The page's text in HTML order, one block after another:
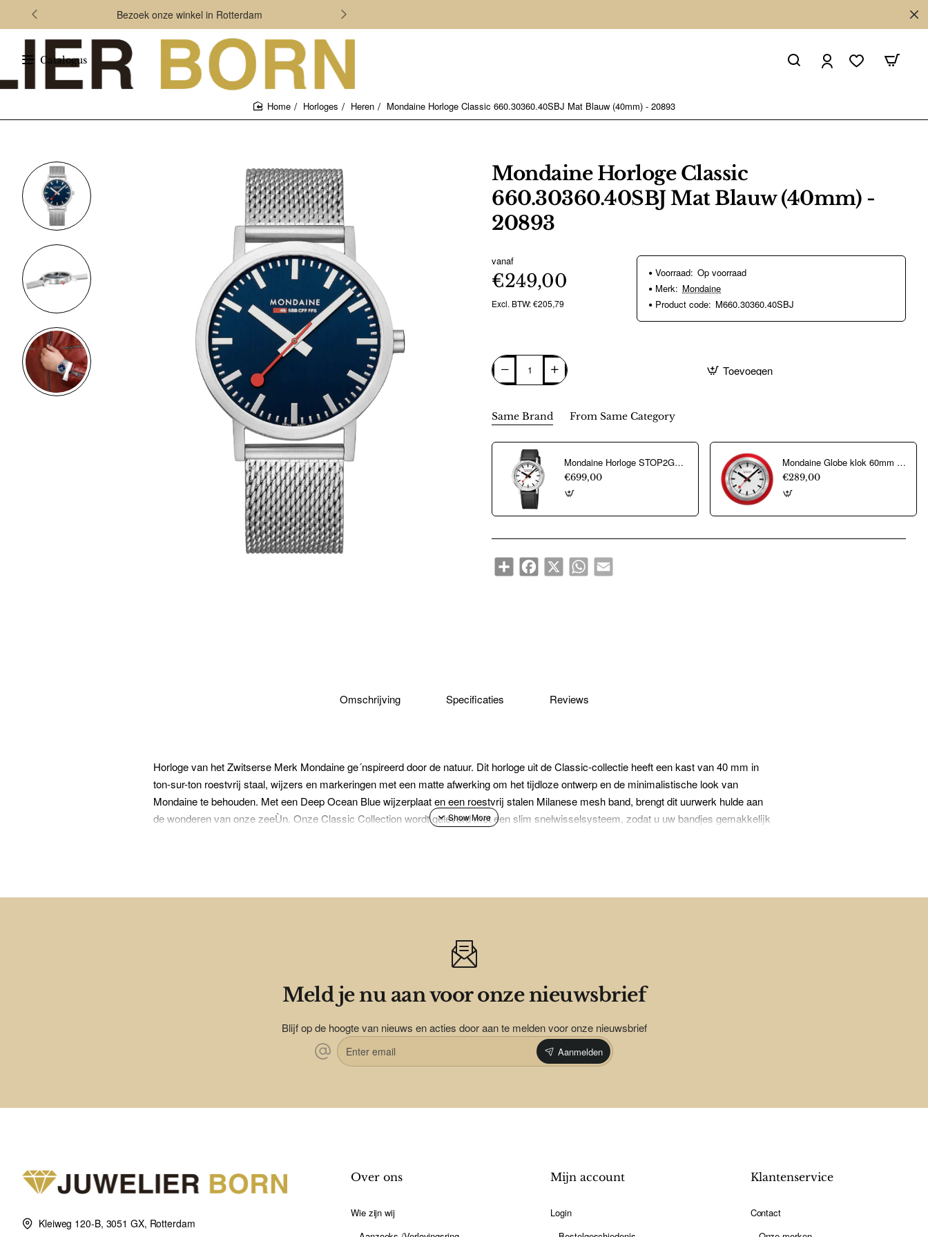
Bezoek onze winkel in Rotterdam
Catalogus
Horloges Heren Mondaine Horloge Classic 660.30360.40SBJ Mat Blauw (40mm) - 20893
Mondaine Horloge Classic
660.30360.40SBJ Mat Blauw (40mm) -
20893
vanaf
€249,00
Excl. BTW: €205,79
Voorraad: Op voorraad
Merk: Mondaine
Product code: M660.30360.40SBJ
Toevoegen
Same Brand From Same Category
Mondaine Horloge STOP2GO MST.4101B.LBV - 22933
€699,00
Mondaine Globe klok 60mm siliconen rood. - 24745
€289,00
ShareFacebook
X WhatsAppEmail
Omschrijving Specificaties Reviews
Horloge van het Zwitserse Merk Mondaine ge´nspireerd door de natuur. Dit horloge uit de Classic-collectie heeft een kast van 40 mm in
ton-sur-ton roestvrij staal, wijzers en markeringen met een matte afwerking om het tijdloze ontwerp en de minimalistische look van
Mondaine te behouden. Met een Deep Ocean Blue wijzerplaat en een roestvrij stalen Milanese mesh band, brengt dit uurwerk hulde aan
de wonderen van onze zeeÙn. Onze Classic Collection wordt geleverd met een slim snelwisselsysteem, zodat u uw bandjes gemakkelijk
Meld je nu aan voor onze nieuwsbrief
Blijf op de hoogte van nieuws en acties door aan te melden voor onze nieuwsbrief
Enter
email
Aanmelden
Kleiweg 120-B, 3051 GX, Rotterdam
Over ons
Wie zijn wij
Mijn account
Login
Klantenservice
Contact